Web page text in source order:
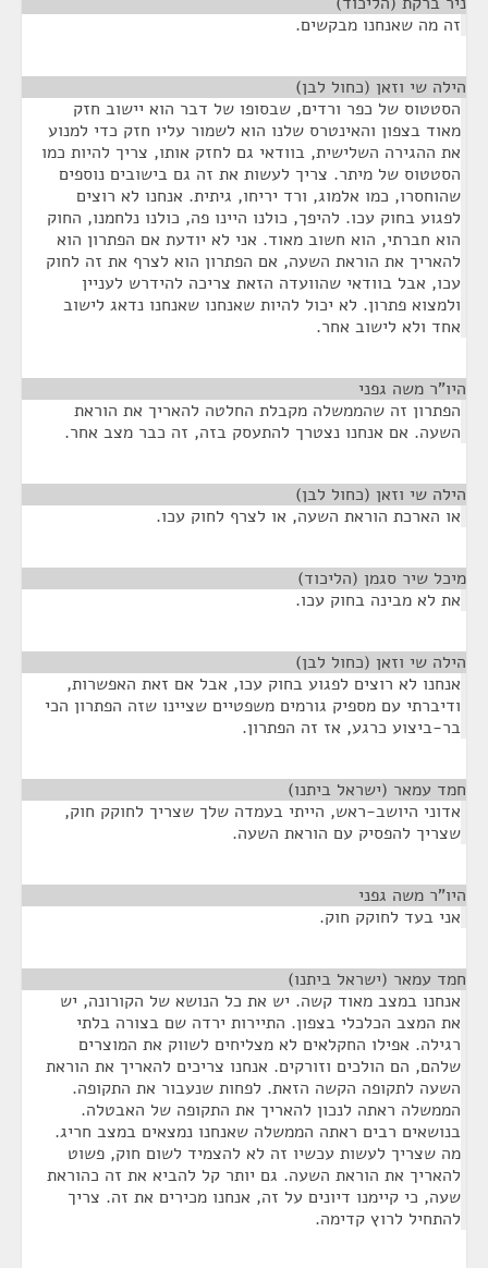
זה מה שאנחנו מבקשים.
הילה שי וזאן (כחול לבן)
הסטטוס של כפר ורדים, שבסופו של דבר הוא יישוב חזק
מאוד בצפון והאינטרס שלנו הוא לשמור עליו חזק כדי למנוע
את ההגירה השלישית, בוודאי גם לחזק אותו, צריך להיות כמו
הסטטוס של מיתר. צריך לעשות את זה גם בישובים נוספים
שהוחסרו, כמו אלמוג, ורד יריחו, גיתית. אנחנו לא רוצים
לפגוע בחוק עכו. להיפך, כולנו היינו פה, כולנו נלחמנו, החוק
הוא חברתי, הוא חשוב מאוד. אני לא יודעת אם הפתרון הוא
להאריך את הוראת השעה, אם הפתרון הוא לצרף את זה לחוק
עכו, אבל בוודאי שהוועדה הזאת צריכה להידרש לעניין
ולמצוא פתרון. לא יכול להיות שאנחנו שאנחנו נדאג לישוב
אחד ולא לישוב אחר.
היו"ר משה גפני
הפתרון זה שהממשלה מקבלת החלטה להאריך את הוראת
השעה. אם אנחנו נצטרך להתעסק בזה, זה כבר מצב אחר.
הילה שי וזאן (כחול לבן)
או הארכת הוראת השעה, או לצרף לחוק עכו.
מיכל שיר סגמן (הליכוד)
את לא מבינה בחוק עכו.
הילה שי וזאן (כחול לבן)
אנחנו לא רוצים לפגוע בחוק עכו, אבל אם זאת האפשרות,
ודיברתי עם מספיק גורמים משפטיים שציינו שזה הפתרון הכי
בר-ביצוע כרגע, אז זה הפתרון.
חמד עמאר (ישראל ביתנו)
אדוני היושב-ראש, הייתי בעמדה שלך שצריך לחוקק חוק,
שצריך להפסיק עם הוראת השעה.
היו"ר משה גפני
אני בעד לחוקק חוק.
חמד עמאר (ישראל ביתנו)
אנחנו במצב מאוד קשה. יש את כל הנושא של הקורונה, יש
את המצב הכלכלי בצפון. התיירות ירדה שם בצורה בלתי
רגילה. אפילו החקלאים לא מצליחים לשווק את המוצרים
שלהם, הם הולכים וזורקים. אנחנו צריכים להאריך את הוראת
השעה לתקופה הקשה הזאת. לפחות שנעבור את התקופה.
הממשלה ראתה לנכון להאריך את התקופה של האבטלה.
בנושאים רבים ראתה הממשלה שאנחנו נמצאים במצב חריג.
מה שצריך לעשות עכשיו זה לא להצמיד לשום חוק, פשוט
להאריך את הוראת השעה. גם יותר קל להביא את זה כהוראת
שעה, כי קיימנו דיונים על זה, אנחנו מכירים את זה. צריך
להתחיל לרוץ קדימה.